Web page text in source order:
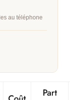
au téléphone
Part